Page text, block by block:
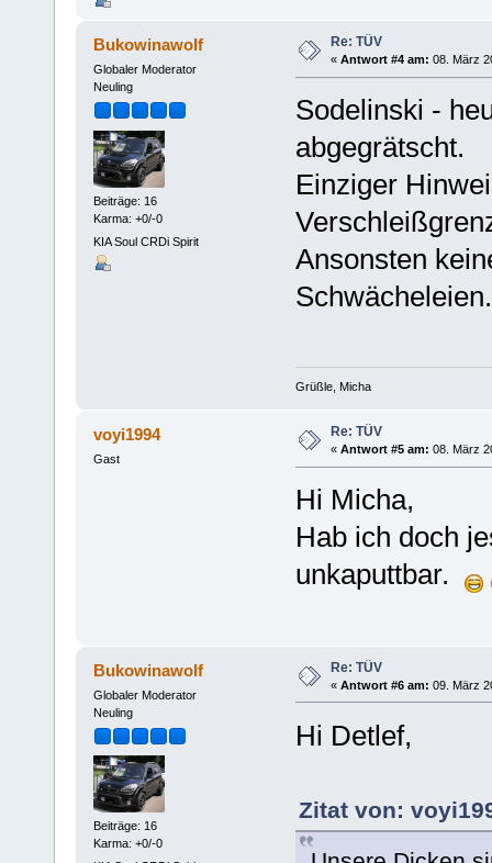
Bukowinawolf
Globaler Moderator
Neuling
Beiträge: 16
Karma: +0/-0
KIA Soul CRDi Spirit
Re: TÜV
« Antwort #4 am: 08. März
Sodelinski -
abgegrätscht.
Einziger
Ansonsten
Grüßle, Micha
voyi1994
Gast
Re: TÜV
« Antwort #5 am: 08. März
Hi Micha,
Hab ich doch
unkaputtbar.
Bukowinawolf
Globaler Moderator
Neuling
Beiträge: 16
Karma: +0/-0
Re: TÜV
« Antwort #6 am: 09. März
Hi Detlef,
Zitat von: